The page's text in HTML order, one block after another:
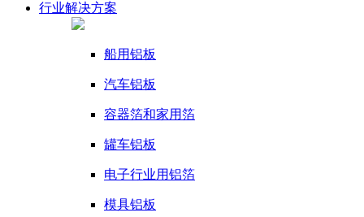
行业解决方案
船用铝板
汽车铝板
容器箔和家用箔
罐车铝板
电子行业用铝箔
模具铝板